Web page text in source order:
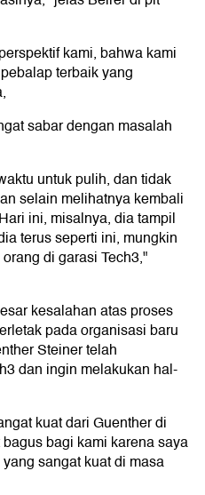
kami, bahwa kami
terbaik yang
sabar dengan masalah
untuk pulih, dan tidak
selain melihatnya kembali
ini, misalnya, dia tampil
terus seperti ini, mungkin
di garasi Tech3,"
kesalahan atas proses
pada organisasi baru
Steiner telah
dan ingin melakukan hal-
kuat dari Guenther di
bagi kami karena saya
sangat kuat di masa